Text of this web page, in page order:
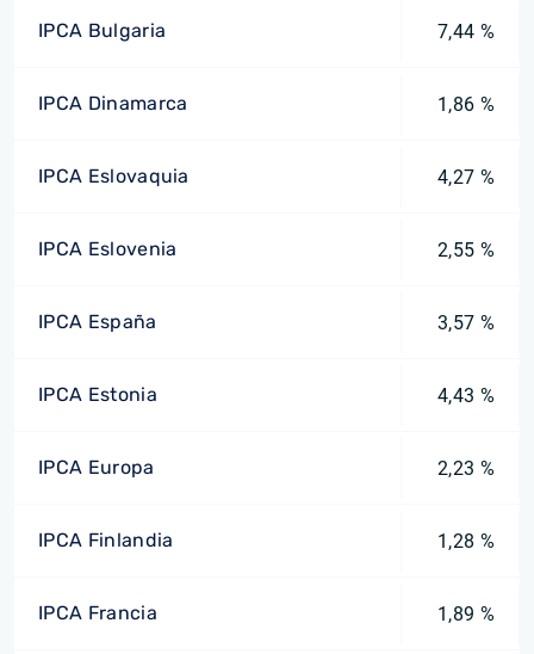
IPCA Bulgaria 7,44 %
IPCA Dinamarca 1,86 %
IPCA Eslovaquia 4,27 %
IPCA Eslovenia 2,55 %
IPCA España 3,57 %
IPCA Estonia 4,43 %
IPCA Europa 2,23 %
IPCA Finlandia 1,28 %
IPCA Francia 1,89 %